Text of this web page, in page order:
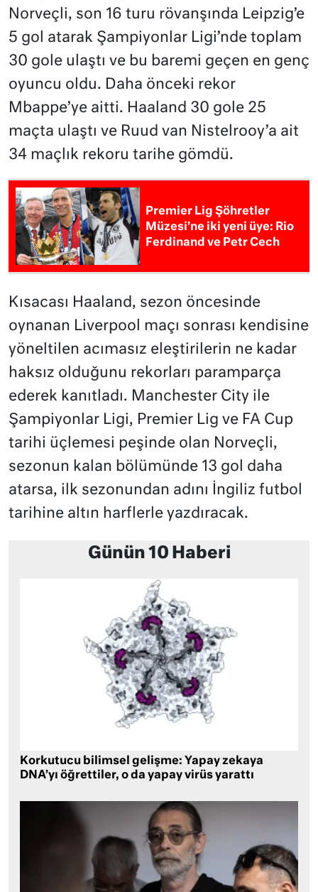
Norveçli, son 16 turu rövanşında Leipzig’e
5 gol atarak Şampiyonlar Ligi’nde toplam
30 gole ulaştı ve bu baremi geçen en genç
oyuncu oldu. Daha önceki rekor
Mbappe’ye aitti. Haaland 30 gole 25
maçta ulaştı ve Ruud van Nistelrooy’a ait
34 maçlık rekoru tarihe gömdü.
Premier Lig Şöhretler
Müzesi’ne iki yeni üye: Rio
Ferdinand ve Petr Cech
Kısacası Haaland, sezon öncesinde
oynanan Liverpool maçı sonrası kendisine
yöneltilen acımasız eleştirilerin ne kadar
haksız olduğunu rekorları paramparça
ederek kanıtladı. Manchester City ile
Şampiyonlar Ligi, Premier Lig ve FA Cup
tarihi üçlemesi peşinde olan Norveçli,
sezonun kalan bölümünde 13 gol daha
atarsa, ilk sezonundan adını İngiliz futbol
tarihine altın harflerle yazdıracak.
Günün 10 Haberi
Korkutucu bilimsel gelişme: Yapay zekaya
DNA’yı öğrettiler, o da yapay virüs yarattı